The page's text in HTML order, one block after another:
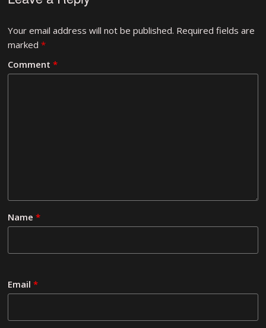
Your email address will not be published. Required fields are
marked*
Comment*
Name*
Email*